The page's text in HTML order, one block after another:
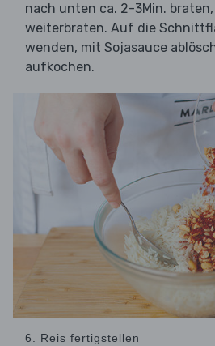
nach unten ca. 2-3Min.
weiterbraten. Auf die
wenden, mit Sojasauce
aufkochen.
6. Reis fertigstellen